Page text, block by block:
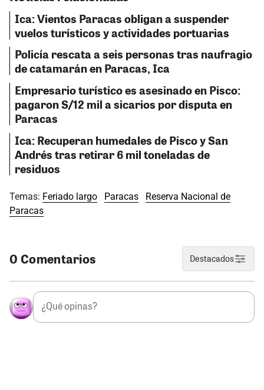
Ica: Vientos Paracas obligan a suspender
vuelos turísticos y actividades portuarias
Policía rescata a seis personas tras naufragio
de catamarán en Paracas, Ica
Empresario turístico es asesinado en Pisco:
pagaron S/12 mil a sicarios por disputa en
Paracas
Ica: Recuperan humedales de Pisco y San
Andrés tras retirar 6 mil toneladas de
residuos
Temas: Feriado largo Paracas
Reserva Nacional de
Paracas
0 Comentarios Destacados